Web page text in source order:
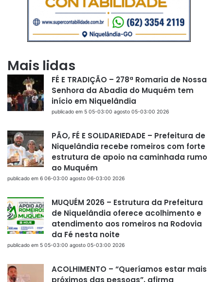
Mais lidas
FÉ E TRADIÇÃO – 278ª Romaria de Nossa
Senhora da Abadia do Muquém tem
início em Niquelândia
publicado em 5 05-03:00 agosto 05-03:00 2026
PÃO, FÉ E SOLIDARIEDADE – Prefeitura de
Niquelândia recebe romeiros com forte
estrutura de apoio na caminhada rumo
ao Muquém
publicado em 6 06-03:00 agosto 06-03:00 2026
MUQUÉM 2026 – Estrutura da Prefeitura
de Niquelândia oferece acolhimento e
atendimento aos romeiros na Rodovia
da Fé nesta noite
publicado em 5 05-03:00 agosto 05-03:00 2026
ACOLHIMENTO – “Queríamos estar mais
próximos das pessoas”, afirma